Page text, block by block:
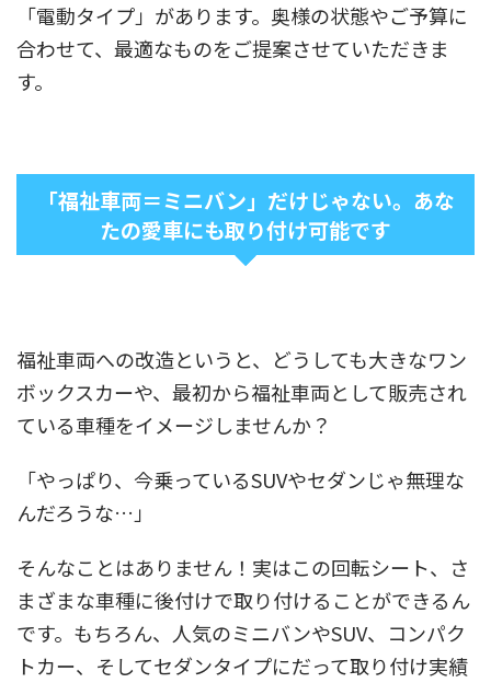
「電動タイプ」があります。奥様の状態やご予算に
合わせて、最適なものをご提案させていただきま
す。
「福祉車両＝ミニバン」だけじゃない。あな
たの愛車にも取り付け可能です
福祉車両への改造というと、どうしても大きなワン
ボックスカーや、最初から福祉車両として販売され
ている車種をイメージしませんか？
「やっぱり、今乗っているSUVやセダンじゃ無理な
んだろうな…」
そんなことはありません！実はこの回転シート、さ
まざまな車種に後付けで取り付けることができるん
です。もちろん、人気のミニバンやSUV、コンパク
トカー、そしてセダンタイプにだって取り付け実績